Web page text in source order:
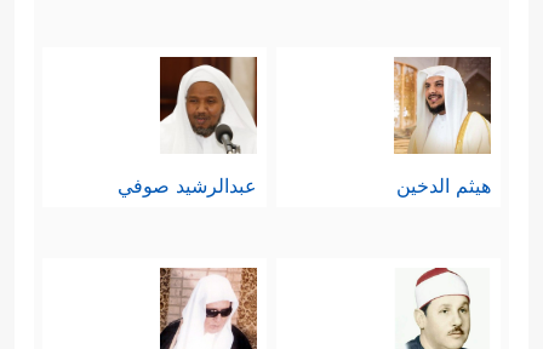
هيثم الدخين عبدالرشيد صوفي